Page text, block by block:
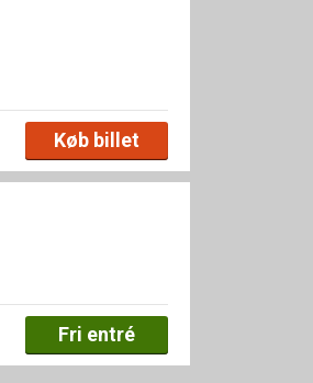
Køb billet
Fri entré